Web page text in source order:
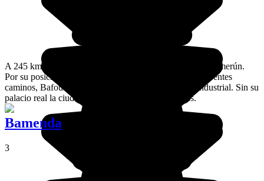
A 245 km de Duala, Bafoussam es la cuarta ciudad de Camerún.
Por su posición y su papel de ciudad en el cruce de diferentes
caminos, Bafoussam ha tenido un rápido desarrollo industrial. Sin su
palacio real la ciudad no tendría casi ningún interés.
Bamenda
3